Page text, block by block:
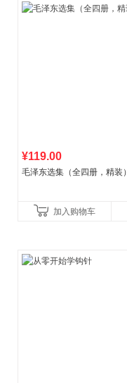
¥119.00
毛泽东选集（全四册，精装）
加入购物车